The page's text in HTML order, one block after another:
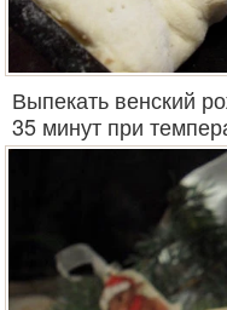
Выпекать венский
35 минут при